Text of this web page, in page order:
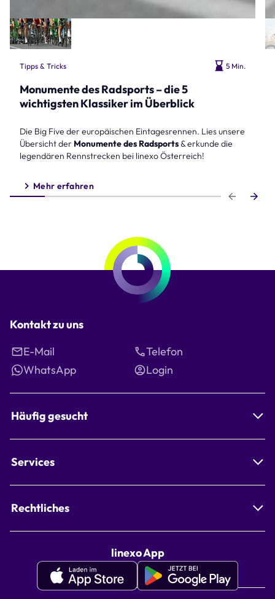
Tipps & Tricks 5 Min.
Monumente des Radsports – die 5
wichtigsten Klassiker im Überblick
Die Big Five der europäischen Eintagesrennen. Lies unsere
Übersicht der Monumente des Radsports & erkunde die
legendären Rennstrecken bei linexo Österreich!
Mehr erfahren
Kontakt zu uns
E-Mail
Telefon
WhatsApp
Login
Häufig gesucht
Services
Rechtliches
linexo App
Apple
Google